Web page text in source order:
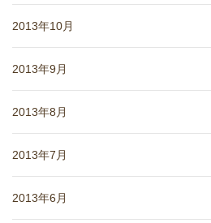
2013年10月
2013年9月
2013年8月
2013年7月
2013年6月